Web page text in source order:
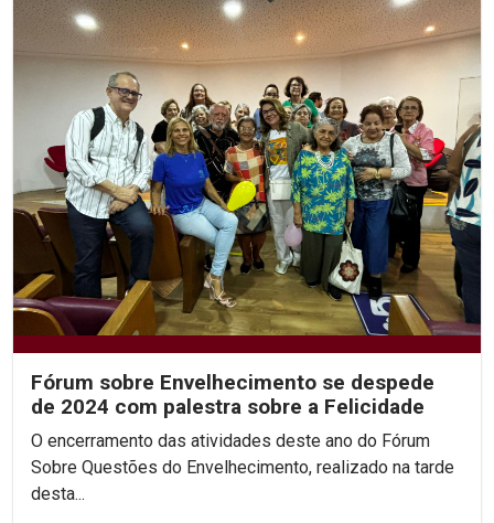
Fórum sobre Envelhecimento se despede
de 2024 com palestra sobre a Felicidade
O encerramento das atividades deste ano do Fórum
Sobre Questões do Envelhecimento, realizado na tarde
desta...